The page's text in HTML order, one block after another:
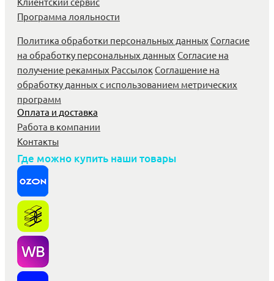
Программа лояльности
Политика обработки персональных данных Согласие
на обработку персональных данных Согласие на
получение рекамных Рассылок Соглашение на
обработку данных с использованием метрических
программ
Оплата и доставка
Работа в компании
Контакты
Где можно купить наши товары